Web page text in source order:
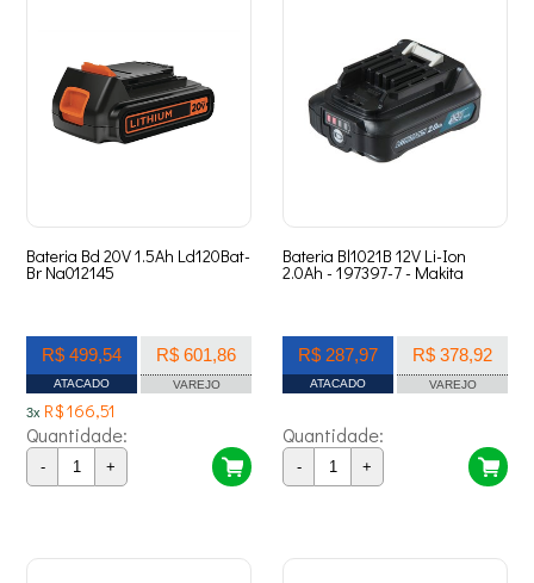
Bateria Bd 20V 1.5Ah Ld120Bat-
Br Na012145
R$ 499,54
ATACADO
R$ 601,86
VAREJO
3x R$ 166,51
Quantidade:
- +
Bateria Bl1021B 12V Li-Ion
2.0Ah - 197397-7 - Makita
R$ 287,97
ATACADO
R$ 378,92
VAREJO
Quantidade:
- +